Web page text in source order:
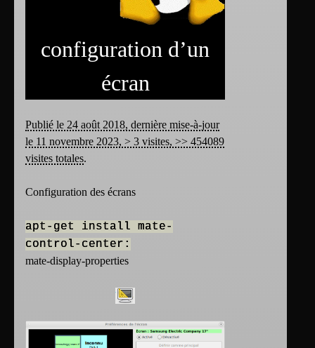
configuration d’un
écran
Publié le 24 août 2018, dernière mise-à-jour
le 11 novembre 2023, > 3 visites, >> 454089
visites totales.
Configuration des écrans
apt-get install mate-
control-center:
mate-display-properties